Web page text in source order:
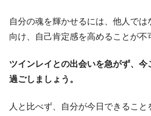
自分の魂を輝かせるには、他人では
向け、自己肯定感を高めることが不
ツインレイとの出会いを急がず、今
過ごしましょう。
人と比べず、自分が今日できること